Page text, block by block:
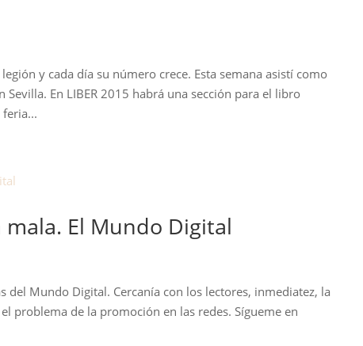
y cada día su número crece. Esta semana asistí como
En LIBER 2015 habrá una sección para el libro
El Mundo Digital
del Mundo Digital. Cercanía con los lectores, inmediatez, la
problema de la promoción en las redes. Sígueme en